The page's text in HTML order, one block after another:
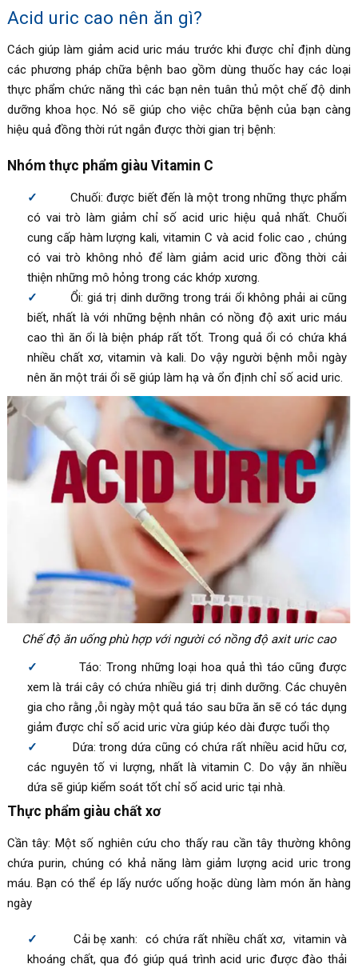
Acid uric cao nên ăn gì?
Cách giúp làm giảm acid uric máu trước khi được chỉ định dùng
các phương pháp chữa bệnh bao gồm dùng thuốc hay các loại
thực phẩm chức năng thì các bạn nên tuân thủ một chế độ dinh
dưỡng khoa học. Nó sẽ giúp cho việc chữa bệnh của bạn càng
hiệu quả đồng thời rút ngắn được thời gian trị bệnh:
Nhóm thực phẩm giàu Vitamin C
Chuối: được biết đến là một trong những thực phẩm
có vai trò làm giảm chỉ số acid uric hiệu quả nhất. Chuối
cung cấp hàm lượng kali, vitamin C và acid folic cao , chúng
có vai trò không nhỏ để làm giảm acid uric đồng thời cải
thiện những mô hỏng trong các khớp xương.
Ổi: giá trị dinh dưỡng trong trái ổi không phải ai cũng
biết, nhất là với những bệnh nhân có nồng độ axit uric máu
cao thì ăn ổi là biện pháp rất tốt. Trong quả ổi có chứa khá
nhiều chất xơ, vitamin và kali. Do vậy người bệnh mỗi ngày
nên ăn một trái ổi sẽ giúp làm hạ và ổn định chỉ số acid uric.
Chế độ ăn uống phù hợp với người có nồng độ axit uric cao
Táo: Trong những loại hoa quả thì táo cũng được
xem là trái cây có chứa nhiều giá trị dinh dưỡng. Các chuyên
gia cho rằng ,ỗi ngày một quả táo sau bữa ăn sẽ có tác dụng
giảm được chỉ số acid uric vừa giúp kéo dài được tuổi thọ
Dứa: trong dứa cũng có chứa rất nhiều acid hữu cơ,
các nguyên tố vi lượng, nhất là vitamin C. Do vậy ăn nhiều
dứa sẽ giúp kiểm soát tốt chỉ số acid uric tại nhà.
Thực phẩm giàu chất xơ
Cần tây: Một số nghiên cứu cho thấy rau cần tây thường không
chứa purin, chúng có khả năng làm giảm lượng acid uric trong
máu. Bạn có thể ép lấy nước uống hoặc dùng làm món ăn hàng
ngày
Cải bẹ xanh: có chứa rất nhiều chất xơ, vitamin và
khoáng chất, qua đó giúp quá trình acid uric được đào thải